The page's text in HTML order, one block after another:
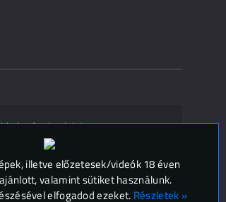
el másoknak is!
illetve előzetesek/videók 18 éven
valamint sütiket használunk.
elfogadod ezeket. Részletek »